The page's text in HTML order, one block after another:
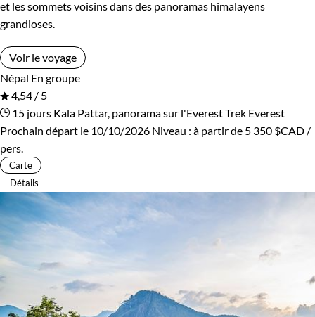
et les sommets voisins dans des panoramas himalayens
grandioses.
Voir le voyage
Népal En groupe
4,54 / 5
15 jours Kala Pattar, panorama sur l'EverestTrek Everest
Prochain départ le 10/10/2026 Niveau : à partir de 5 350 $CAD /
pers.
Carte
Détails